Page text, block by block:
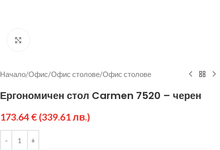
Начало/Офис/Офис столове/Офис столове
Ергономичен стол Carmen 7520 – черен
173.64 € (339.61 лв.)